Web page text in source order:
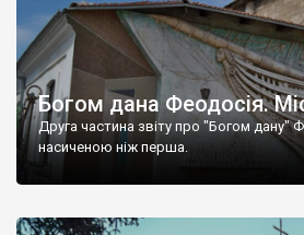
Богом дана Феодосія.
Друга частина звіту про "Богом дану"
насиченою ніж перша.